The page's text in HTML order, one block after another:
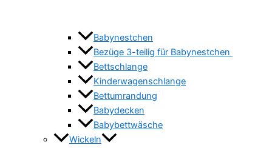
Babynestchen
Bezüge 3-teilig für Babynestchen
Bettschlange
Kinderwagenschlange
Bettumrandung
Babydecken
Babybettwäsche
Wickeln